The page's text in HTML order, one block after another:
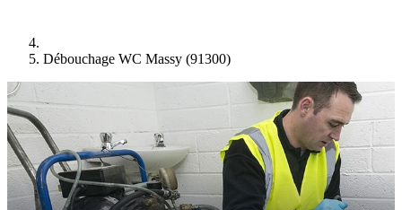
Débouchage WC Massy (91300)